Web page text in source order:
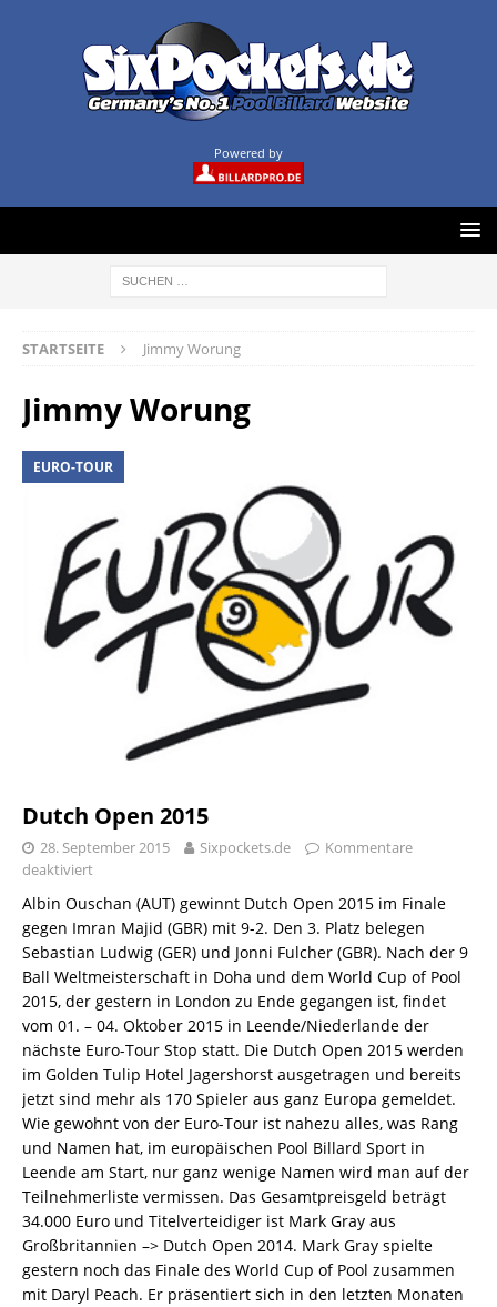
Powered by
STARTSEITE Jimmy Worung
Jimmy Worung
EURO-TOUR
Dutch Open 2015
28. September 2015 Sixpockets.de
Kommentare
deaktiviert
Albin Ouschan (AUT) gewinnt Dutch Open 2015 im Finale
gegen Imran Majid (GBR) mit 9-2. Den 3. Platz belegen
Sebastian Ludwig (GER) und Jonni Fulcher (GBR). Nach der 9
Ball Weltmeisterschaft in Doha und dem World Cup of Pool
2015, der gestern in London zu Ende gegangen ist, findet
vom 01. – 04. Oktober 2015 in Leende/Niederlande der
nächste Euro-Tour Stop statt. Die Dutch Open 2015 werden
im Golden Tulip Hotel Jagershorst ausgetragen und bereits
jetzt sind mehr als 170 Spieler aus ganz Europa gemeldet.
Wie gewohnt von der Euro-Tour ist nahezu alles, was Rang
und Namen hat, im europäischen Pool Billard Sport in
Leende am Start, nur ganz wenige Namen wird man auf der
Teilnehmerliste vermissen. Das Gesamtpreisgeld beträgt
34.000 Euro und Titelverteidiger ist Mark Gray aus
Großbritannien –> Dutch Open 2014. Mark Gray spielte
gestern noch das Finale des World Cup of Pool zusammen
mit Daryl Peach. Er präsentiert sich in den letzten Monaten